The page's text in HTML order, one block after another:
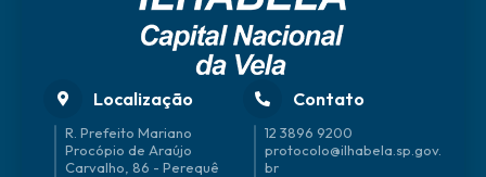
Localização
R. Prefeito Mariano
Procópio de Araújo
Carvalho, 86 - Perequê
Contato
12 3896 9200
protocolo@ilhabela.sp.gov.
br